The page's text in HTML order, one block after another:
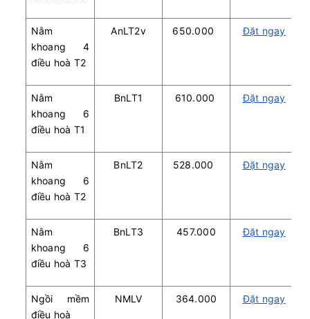
Nằm
khoang 4
điều hoà T2
AnLT2v 650.000 Đặt ngay
Nằm
khoang 6
điều hoà T1
BnLT1 610.000 Đặt ngay
Nằm
khoang 6
điều hoà T2
BnLT2 528.000 Đặt ngay
Nằm
khoang 6
điều hoà T3
BnLT3 457.000 Đặt ngay
Ngồi mềm
điều hoà
NMLV 364.000 Đặt ngay